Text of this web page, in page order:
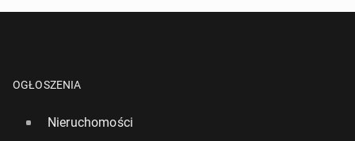
OGŁOSZENIA
Nieruchomości